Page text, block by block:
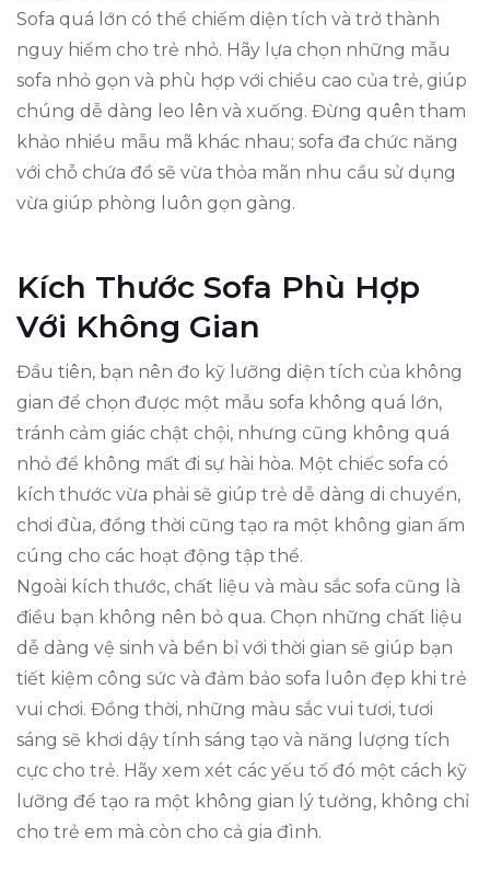
Sofa quá lớn có thể chiếm diện tích và trở thành
nguy hiểm cho trẻ nhỏ. Hãy lựa chọn những mẫu
sofa nhỏ gọn và phù hợp với chiều cao của trẻ, giúp
chúng dễ dàng leo lên và xuống. Đừng quên tham
khảo nhiều mẫu mã khác nhau; sofa đa chức năng
với chỗ chứa đồ sẽ vừa thỏa mãn nhu cầu sử dụng
vừa giúp phòng luôn gọn gàng.
Kích Thước Sofa Phù Hợp
Với Không Gian
Đầu tiên, bạn nên đo kỹ lưỡng diện tích của không
gian để chọn được một mẫu sofa không quá lớn,
tránh cảm giác chật chội, nhưng cũng không quá
nhỏ để không mất đi sự hài hòa. Một chiếc sofa có
kích thước vừa phải sẽ giúp trẻ dễ dàng di chuyển,
chơi đùa, đồng thời cũng tạo ra một không gian ấm
cúng cho các hoạt động tập thể.
Ngoài kích thước, chất liệu và màu sắc sofa cũng là
điều bạn không nên bỏ qua. Chọn những chất liệu
dễ dàng vệ sinh và bền bỉ với thời gian sẽ giúp bạn
tiết kiệm công sức và đảm bảo sofa luôn đẹp khi trẻ
vui chơi. Đồng thời, những màu sắc vui tươi, tươi
sáng sẽ khơi dậy tính sáng tạo và năng lượng tích
cực cho trẻ. Hãy xem xét các yếu tố đó một cách kỹ
lưỡng để tạo ra một không gian lý tưởng, không chỉ
cho trẻ em mà còn cho cả gia đình.